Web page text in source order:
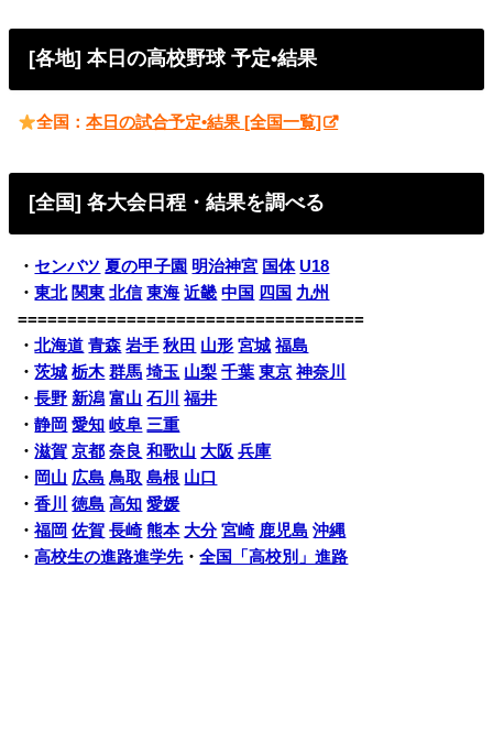
[各地] 本日の高校野球 予定•結果
全国：本日の試合予定•結果 [全国一覧]
[全国] 各大会日程・結果を調べる
・ センバツ 夏の甲子園 明治神宮 国体 U18
・東北 関東 北信 東海 近畿 中国 四国 九州
===================================
・北海道 青森 岩手 秋田 山形 宮城 福島
・茨城 栃木 群馬 埼玉 山梨 千葉 東京 神奈川
・長野 新潟 富山 石川
福井
・静岡 愛知 岐阜 三重
・滋賀 京都 奈良 和歌山 大阪 兵庫
・ 岡山 広島 鳥取 島根 山口
・香川 徳島 高知 愛媛
・福岡 佐賀 長崎 熊本 大分 宮崎 鹿児島 沖縄
・高校生の進路進学先・全国「高校別」進路